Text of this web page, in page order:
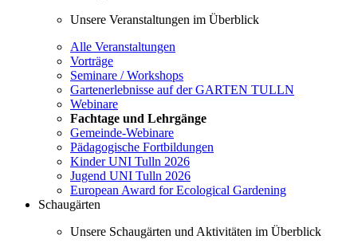
Unsere Veranstaltungen im Überblick
Alle Veranstaltungen
Vorträge
Seminare / Workshops
Gartenerlebnisse auf der GARTEN TULLN
Webinare
Fachtage und Lehrgänge
Gemeinde-Webinare
Pädagogische Fortbildungen
Kinder UNI Tulln 2026
Jugend UNI Tulln 2026
European Award for Ecological Gardening
Schaugärten
Unsere Schaugärten und Aktivitäten im Überblick